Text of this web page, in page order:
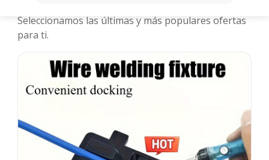
Seleccionamos las últimas y más populares ofertas
para ti.